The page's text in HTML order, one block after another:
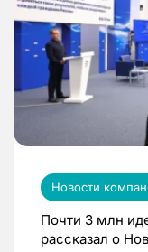
Новости
Почти 3 млн
рассказал о